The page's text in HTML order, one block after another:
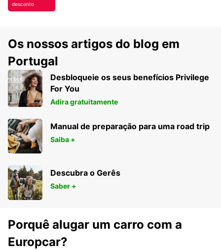
desconto
Os nossos artigos do blog em
Portugal
Desbloqueie os seus benefícios Privilege
For You
Adira gratuitamente
Manual de preparação para uma road trip
Saiba +
Descubra o Gerês
Saber +
Porquê alugar um carro com a
Europcar?